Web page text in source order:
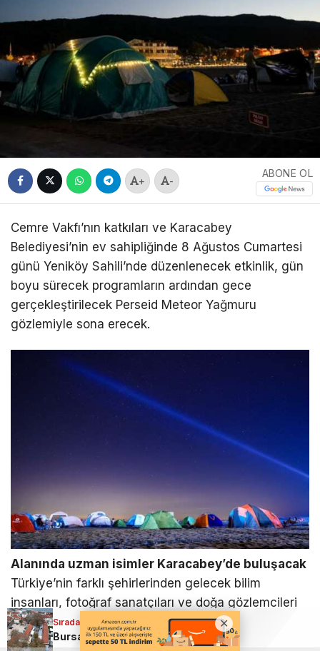
+ -
ABONE OL
Cemre Vakfı’nın katkıları ve Karacabey
Belediyesi’nin ev sahipliğinde 8 Ağustos Cumartesi
günü Yeniköy Sahili’nde düzenlenecek etkinlik, gün
boyu sürecek programların ardından gece
gerçekleştirilecek Perseid Meteor Yağmuru
gözlemiyle sona erecek.
Alanında uzman isimler Karacabey’de buluşacak
Türkiye’nin farklı şehirlerinden gelecek bilim
insanları, fotoğraf sanatçıları ve doğa gözlemcileri
etkinlik kapsamında katılımcılarla buluşacak.
Programda Prof. Dr. Mustafa Sarı, Prof. Dr. Utku
Sıradaki Haber
Bursa Mudanya’da tarihi dokuyu koruyan dönüşüm!